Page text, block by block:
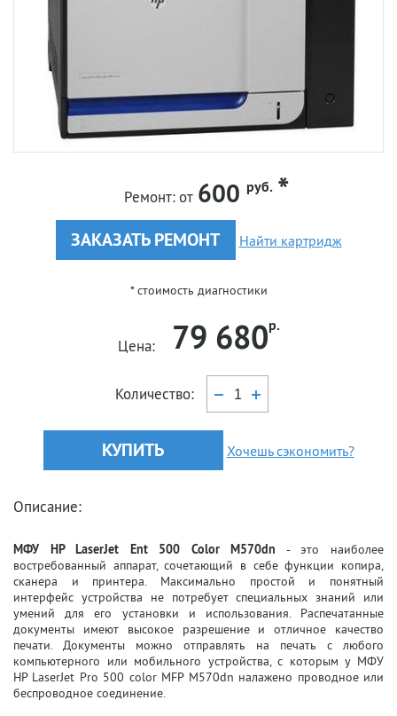
Ремонт:от 600 руб.
ЗАКАЗАТЬ РЕМОНТ Найти картридж
* стоимость диагностики
Цена: 79 680р.
Количество:
КУПИТЬ Хочешь сэкономить?
Описание:
МФУ HP LaserJet Ent 500 Color M570dn - это наиболее
востребованный аппарат, сочетающий в себе функции копира,
сканера и принтера. Максимально простой и понятный
интерфейс устройства не потребует специальных знаний или
умений для его установки и использования. Распечатанные
документы имеют высокое разрешение и отличное качество
печати. Документы можно отправлять на печать с любого
компьютерного или мобильного устройства, с которым у МФУ
HP LaserJet Pro 500 color MFP M570dn налажено проводное или
беспроводное соединение.